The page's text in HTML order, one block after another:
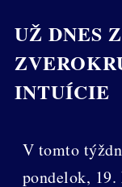
UŽ DNES
INTUÍCIE
V tomto
pondelok, 19.